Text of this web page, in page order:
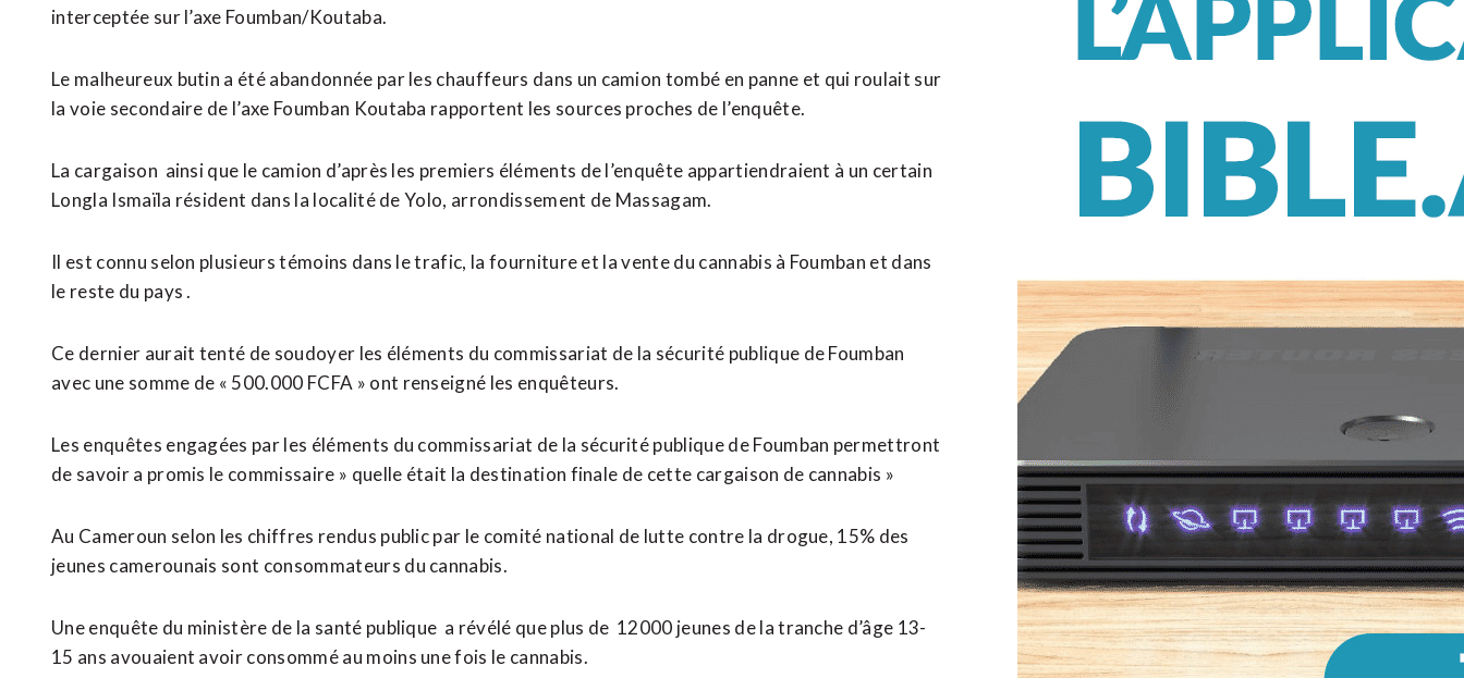
interceptée sur l’axe Foumban/Koutaba.
Le malheureux butin a été abandonnée par les chauffeurs dans un camion tombé en panne et qui roulait sur
la voie secondaire de l’axe Foumban Koutaba rapportent les sources proches de l’enquête.
La cargaison ainsi que le camion d’après les premiers éléments de l’enquête appartiendraient à un certain
Longla Ismaïla résident dans la localité de Yolo, arrondissement de Massagam.
Il est connu selon plusieurs témoins dans le trafic, la fourniture et la vente du cannabis à Foumban et dans
le reste du pays .
Ce dernier aurait tenté de soudoyer les éléments du commissariat de la sécurité publique de Foumban
avec une somme de « 500.000 FCFA » ont renseigné les enquêteurs.
Les enquêtes engagées par les éléments du commissariat de la sécurité publique de Foumban permettront
de savoir a promis le commissaire » quelle était la destination finale de cette cargaison de cannabis »
Au Cameroun selon les chiffres rendus public par le comité national de lutte contre la drogue, 15% des
jeunes camerounais sont consommateurs du cannabis.
Une enquête du ministère de la santé publique a révélé que plus de 12000 jeunes de la tranche d’âge 13-
15 ans avouaient avoir consommé au moins une fois le cannabis.